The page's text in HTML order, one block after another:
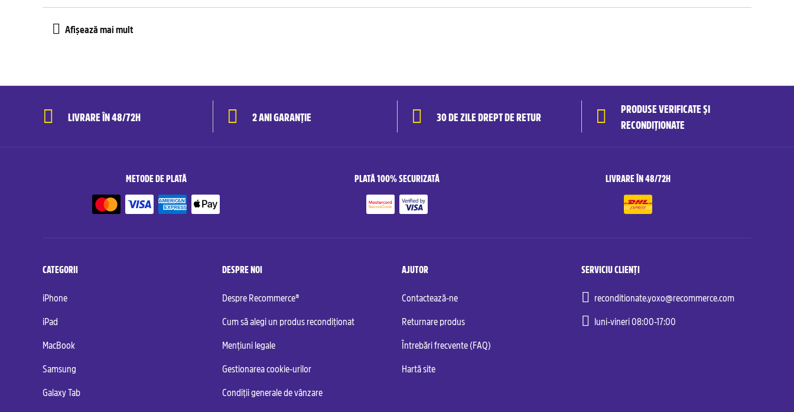
LIVRARE ÎN 48/72H 2 ANI GARANȚIE 30 DE ZILE DREPT DE RETUR
PRODUSE VERIFICATE ȘI
RECONDIȚIONATE
METODE DE PLATĂ PLATĂ 100% SECURIZATĂ LIVRARE ÎN 48/72H
CATEGORII
iPhone
iPad
MacBook
Samsung
Galaxy Tab
DESPRE NOI
Despre Recommerce®
Cum să alegi un produs recondiționat
Mențiuni legale
Gestionarea cookie-urilor
Condiții generale de vânzare
AJUTOR
Contactează-ne
Returnare produs
Întrebări frecvente (FAQ)
Hartă site
SERVICIU CLIENȚI
reconditionate.yoxo@recommerce.com
luni-vineri 08:00-17:00